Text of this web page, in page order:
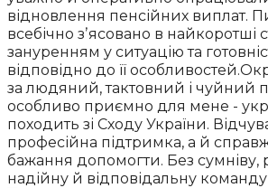
відновлення пенсійних виплат.
всебічно зʼясовано в найкоротші
зануренням у ситуацію та
відповідно до її
за людяний, тактовний і чуйний
особливо приємно для мене -
походить зі Сходу України.
професійна підтримка, а й
бажання допомогти. Без
надійну й відповідальну команду